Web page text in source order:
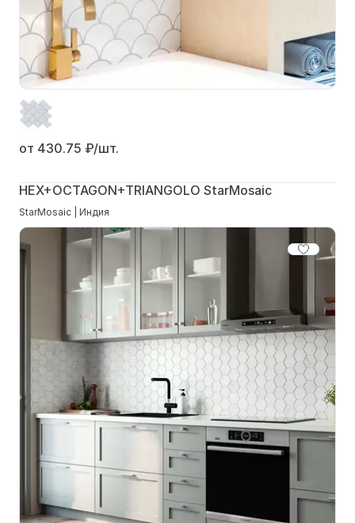
от 430.75 ₽/шт.
HEX+OCTAGON+TRIANGOLO StarMosaic
StarMosaic | Индия